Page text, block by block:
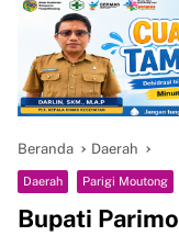
Beranda Daerah
Daerah Parigi Moutong
Bupati